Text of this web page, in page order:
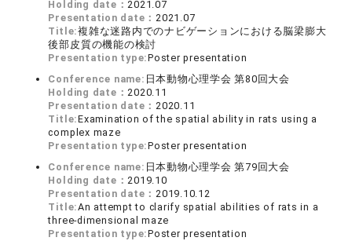
Holding date：2021.07
Presentation date：2021.07
Title:複雑な迷路内でのナビゲーションにおける脳梁膨大
後部皮質の機能の検討
Presentation type:Poster presentation
Conference name: 日本動物心理学会 第80回大会
Holding date：2020.11
Presentation date：2020.11
Title:Examination of the spatial ability in rats using a
complex maze
Presentation type:Poster presentation
Conference name: 日本動物心理学会 第79回大会
Holding date：2019.10
Presentation date：2019.10.12
Title:An attempt to clarify spatial abilities of rats in a
three-dimensional maze
Presentation type:Poster presentation